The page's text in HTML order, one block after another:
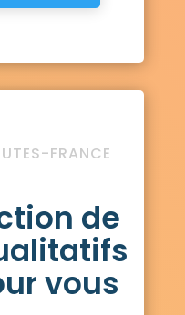
FRANCE
de
vous